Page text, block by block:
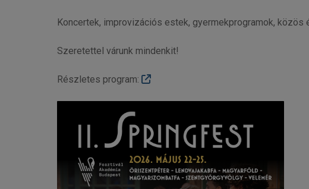
Koncertek, improvizációs estek, gyermekprogramok,
Szeretettel várunk mindenkit!
Részletes program: